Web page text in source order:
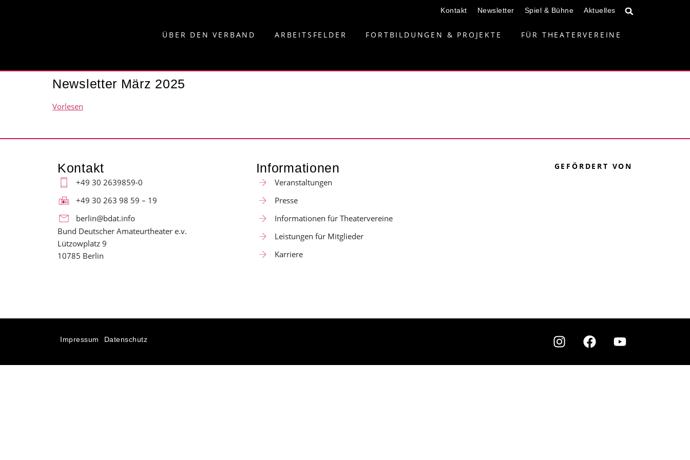
Kontakt Newsletter Spiel & Bühne Aktuelles
ÜBER DEN VERBAND ARBEITSFELDER FORTBILDUNGEN & PROJEKTE FÜR THEATERVEREINE
Newsletter März 2025
Vorlesen
Kontakt
+49 30 2639859-0
+49 30 263 98 59 – 19
berlin@bdat.info
Bund Deutscher Amateurtheater e.v.
Lützowplatz 9
10785 Berlin
Informationen
Veranstaltungen
Presse
Informationen für Theatervereine
Leistungen für Mitglieder
Karriere
GEFÖRDERT VON
Impressum Datenschutz